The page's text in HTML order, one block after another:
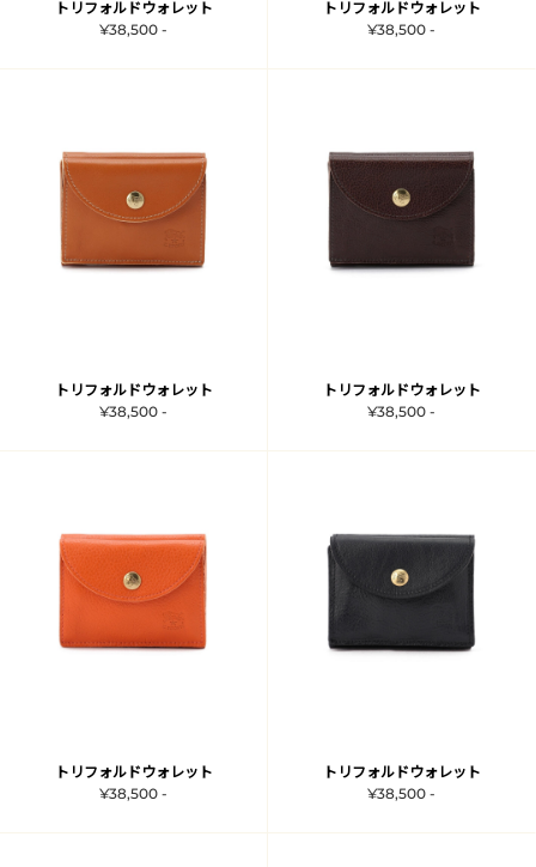
トリフォルドウォレット
¥38,500 -
トリフォルドウォレット
¥38,500 -
トリフォルドウォレット
¥38,500 -
トリフォルドウォレット
¥38,500 -
トリフォルドウォレット
¥38,500 -
トリフォルドウォレット
¥38,500 -